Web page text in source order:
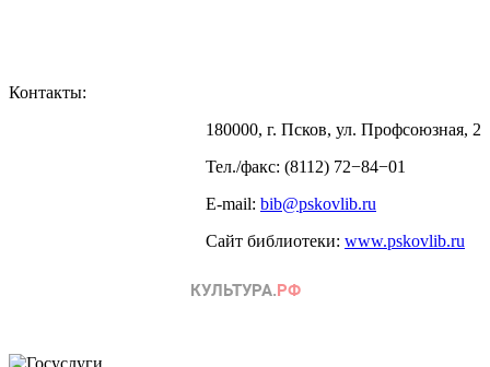
Контакты:
180000, г. Псков, ул. Профсоюзная, 2
Тел./факс: (8112) 72−84−01
E-mail: bib@pskovlib.ru
Сайт библиотеки: www.pskovlib.ru